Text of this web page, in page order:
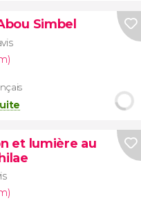
Simbel
et lumière au